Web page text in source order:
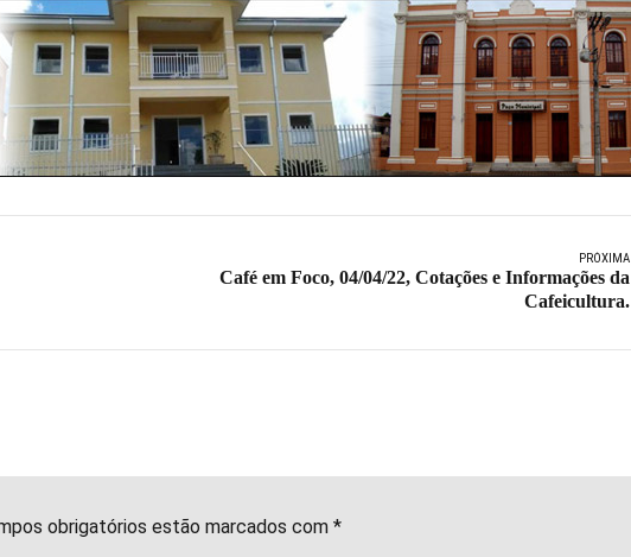
PRÓXIMA
Café em Foco, 04/04/22, Cotações e Informações da
Cafeicultura.
obrigatórios estão marcados com *